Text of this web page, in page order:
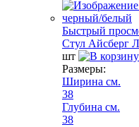
Быстрый
Стул Айсберг
шт
Размеры:
Ширина см.
38
Глубина см.
38